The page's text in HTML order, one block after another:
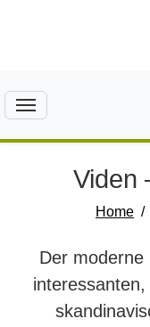
Viden
Home
Der